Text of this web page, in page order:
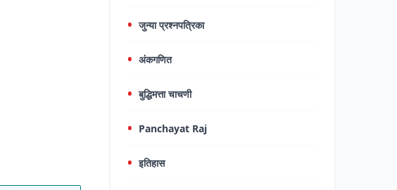
जुन्या प्रश्नपत्रिका
अंकगणित
बुद्धिमत्ता चाचणी
Panchayat Raj
इतिहास